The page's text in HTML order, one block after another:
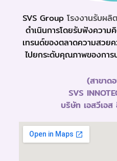
SVS Group โรงงานรับผลิ
ดำเนินการโดยรับฟังความ
เทรนด์ของตลาดความสวย
ไปยกระดับคุณภาพของการ
(สาขาด
SVS
บริษัท เอสวีเอส